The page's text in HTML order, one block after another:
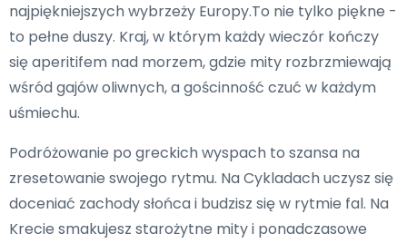
najpiękniejszych wybrzeży Europy.To nie tylko piękne -
to pełne duszy. Kraj, w którym każdy wieczór kończy
się aperitifem nad morzem, gdzie mity rozbrzmiewają
wśród gajów oliwnych, a gościnność czuć w każdym
uśmiechu.
Podróżowanie po greckich wyspach to szansa na
zresetowanie swojego rytmu. Na Cykladach uczysz się
doceniać zachody słońca i budzisz się w rytmie fal. Na
Krecie smakujesz starożytne mity i ponadczasowe